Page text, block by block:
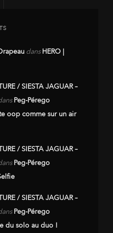
dansHERO |
/ SIESTA JAGUAR –
Peg-Pérego
oop comme sur un air
/ SIESTA JAGUAR –
Peg-Pérego
/ SIESTA JAGUAR –
Peg-Pérego
du solo au duo !